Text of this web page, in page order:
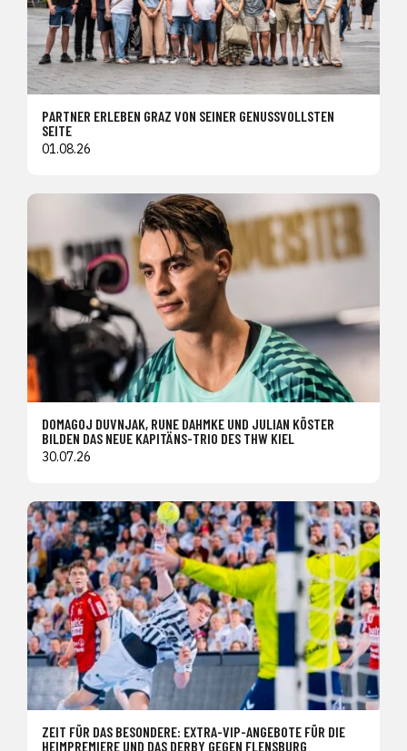
PARTNER ERLEBEN GRAZ VON SEINER GENUSSVOLLSTEN
SEITE
01.08.26
DOMAGOJ DUVNJAK, RUNE DAHMKE UND JULIAN KÖSTER
BILDEN DAS NEUE KAPITÄNS-TRIO DES THW KIEL
30.07.26
ZEIT FÜR DAS BESONDERE: EXTRA-VIP-ANGEBOTE FÜR DIE
HEIMPREMIERE UND DAS DERBY GEGEN FLENSBURG